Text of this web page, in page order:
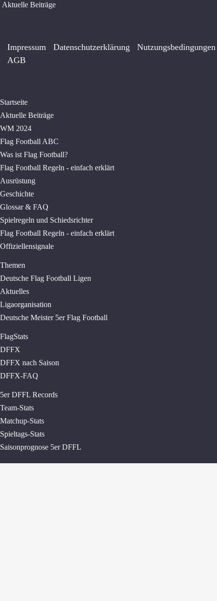
Aktuelle Beiträge
Navigation
überspringen
Impressum Datenschutzerklärung
Nutzungsbedingungen
AGB
Startseite
Aktuelle Beiträge
WM 2024
Flag Football ABC
Was ist Flag Football?
Flag Football Regeln - einfach erklärt
Ausrüstung
Geschichte
Glossar & FAQ
Spielregeln und Schiedsrichter
Flag Football Regeln - einfach erklärt
Offiziellensignale
Themen
Deutsche Flag Football Ligen
Aktuelles
Ligaorganisation
Deutsche Meister 5er Flag Football
FlagStats
DFFX
DFFX nach Saison
DFFX-FAQ
5er DFFL Records
Team-Stats
Matchup-Stats
Spieltags-Stats
Saisonprognose 5er DFFL